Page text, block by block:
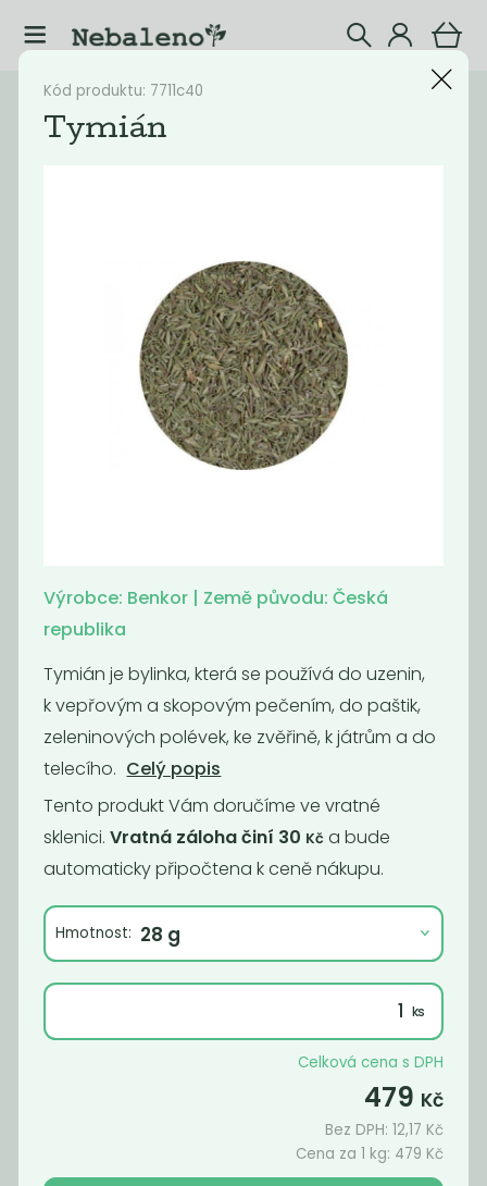
Katalog Potraviny
glutamanu
570Kč/ Kg
Badyán mletý
899Kč/ Kg 790Kč/ Kg
Kód produktu: 7711c40
Tymián
Výrobce: Benkor | Země původu: Česká
republika
Tymián je bylinka, která se používá do uzenin,
k vepřovým a skopovým pečením, do paštik,
zeleninových polévek, ke zvěřině, k játrům a do
telecího. Celý popis
Tento produkt Vám doručíme ve vratné
sklenici. Vratná záloha činí 30 Kč a bude
automaticky připočtena k ceně nákupu.
Hmotnost:
Celková cena s DPH
479 Kč
Bez DPH:12,17 Kč
Cena za 1 kg: 479 Kč